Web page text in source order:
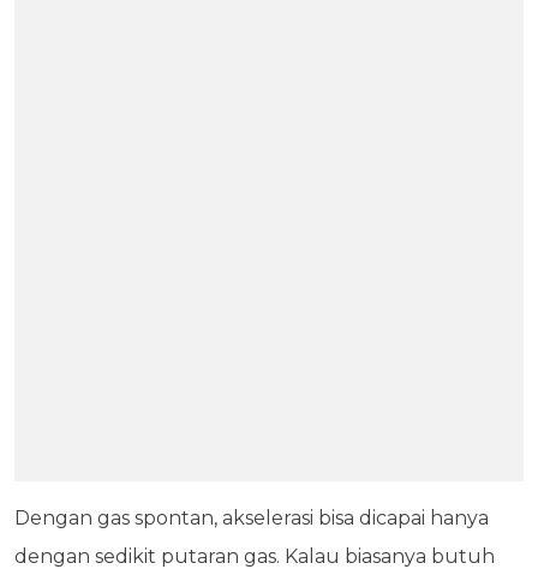
Dengan gas spontan, akselerasi bisa dicapai hanya
dengan sedikit putaran gas. Kalau biasanya butuh